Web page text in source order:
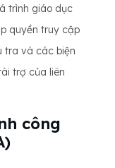
trình giáo dục
quyền truy cập
tra và các biện
trợ của liên
công